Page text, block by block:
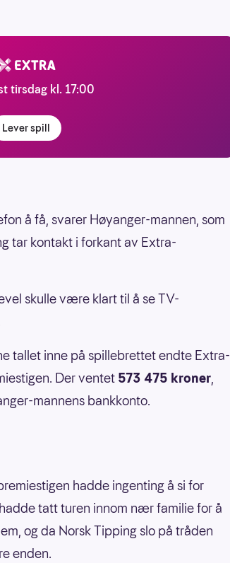
tirsdag kl. 17:00
Lever spill
å få, svarer Høyanger-mannen, som
tar kontakt i forkant av Extra-
skulle være klart til å se TV-
tallet inne på spillebrettet endte Extra-
Der ventet 573 475 kroner,
mannens bankkonto.
hadde ingenting å si for
tatt turen innom nær familie for å
og da Norsk Tipping slo på tråden
enden.